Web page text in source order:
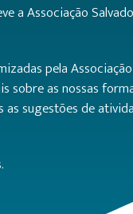
a Associação
pela Associação
sobre as nossas
as sugestões de